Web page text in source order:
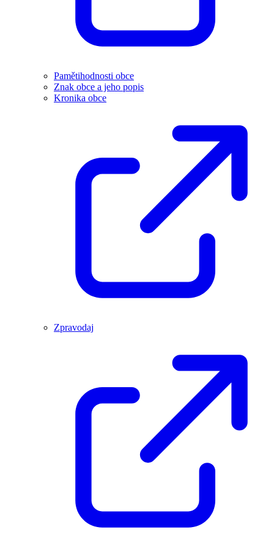
Pamětihodnosti obce
Znak obce a jeho popis
Kronika obce
Zpravodaj